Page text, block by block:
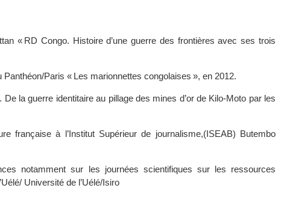
« RD Congo. Histoire d’une guerre des frontières avec ses trois
Panthéon/Paris « Les marionnettes congolaises », en 2012.
De la guerre identitaire au pillage des mines d’or de Kilo-Moto par les
française à l’Institut Supérieur de journalisme,(ISEAB) Butembo
notamment sur les journées scientifiques sur les ressources
Université de l’Uélé/Isiro